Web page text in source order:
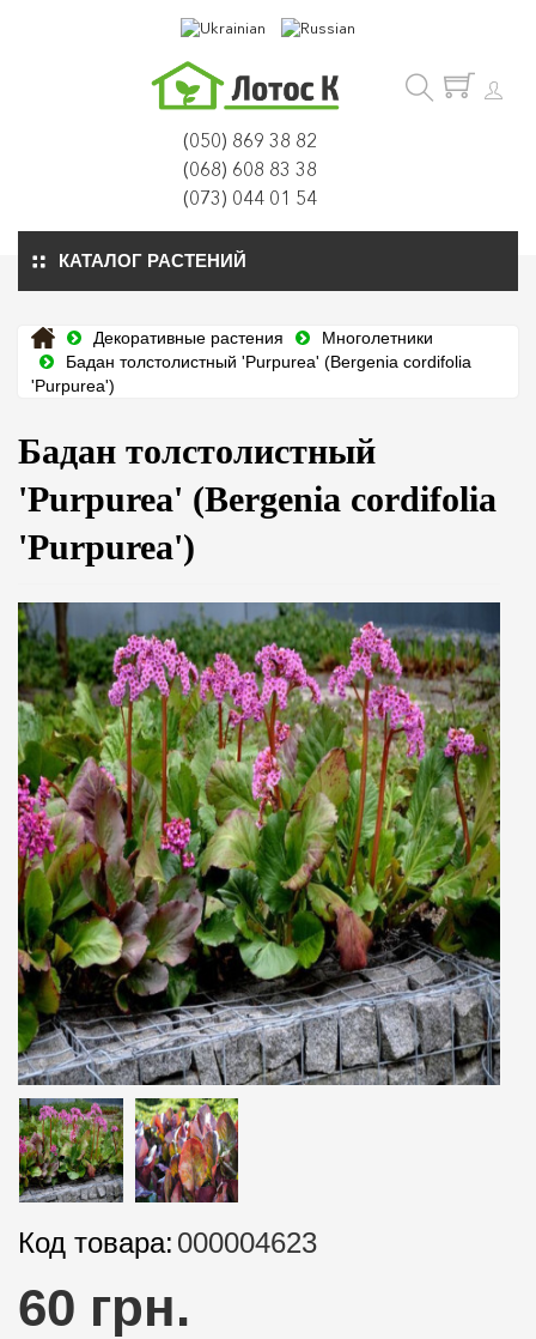
(050) 869 38 82
(068) 608 83 38
(073) 044 01 54
КАТАЛОГ РАСТЕНИЙ
Декоративные растения
Многолетники
Бадан толстолистный 'Purpurea' (Bergenia cordifolia
'Purpurea')
Бадан толстолистный
'Purpurea' (Bergenia cordifolia
'Purpurea')
Код товара: 000004623
60 грн.